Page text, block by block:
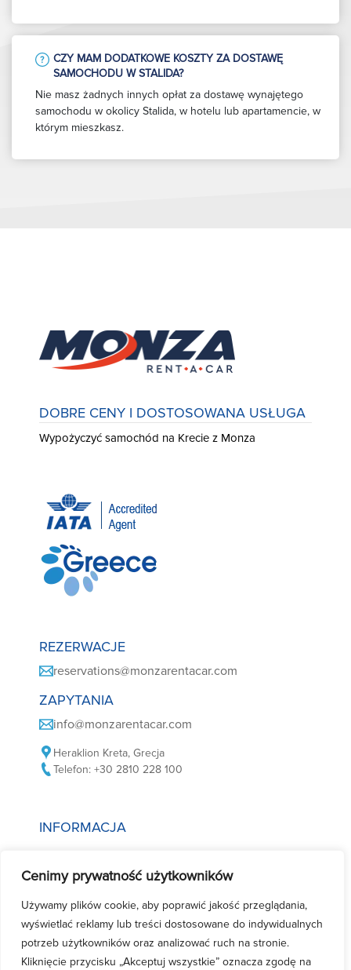
Cenimy prywatność użytkowników
Używamy plików cookie, aby poprawić jakość przeglądania,
wyświetlać reklamy lub treści dostosowane do indywidualnych
potrzeb użytkowników oraz analizować ruch na stronie.
Kliknięcie przycisku „Akceptuj wszystkie” oznacza zgodę na
CZY MAM DODATKOWE KOSZTY ZA DOSTAWĘ
SAMOCHODU W STALIDA?
Nie masz żadnych innych opłat za dostawę wynajętego
samochodu w okolicy Stalida, w hotelu lub apartamencie, w
którym mieszkasz.
DOBRE CENY I DOSTOSOWANA USŁUGA
Wypożyczyć samochód na Krecie z Monza
REZERWACJE
reservations@monzarentacar.com
ZAPYTANIA
info@monzarentacar.com
Heraklion Kreta, Grecja
Telefon: +30 2810 228 100
INFORMACJA
Polityka prywatności
Warunki wynajmu samochodów
Często zadawane pytania
Kontakt